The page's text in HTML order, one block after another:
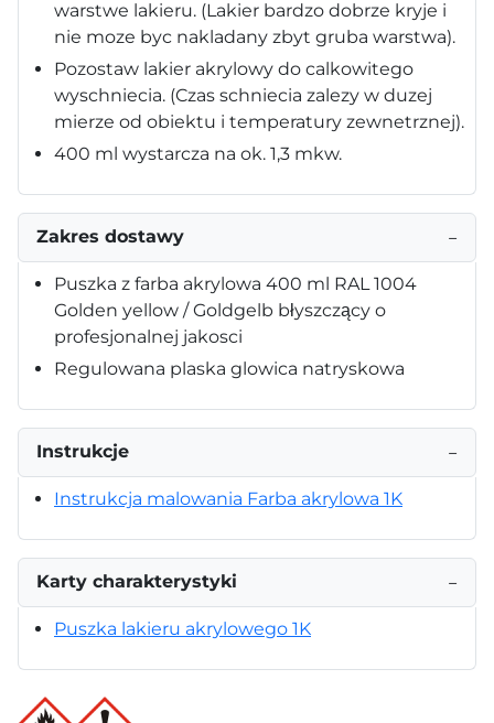
warstwe lakieru. (Lakier bardzo dobrze kryje i
nie moze byc nakladany zbyt gruba warstwa).
Pozostaw lakier akrylowy do calkowitego
wyschniecia. (Czas schniecia zalezy w duzej
mierze od obiektu i temperatury zewnetrznej).
400 ml wystarcza na ok. 1,3 mkw.
Zakres dostawy −
Puszka z farba akrylowa 400 ml RAL 1004
Golden yellow / Goldgelb błyszczący o
profesjonalnej jakosci
Regulowana plaska glowica natryskowa
Instrukcje −
Instrukcja malowania Farba akrylowa 1K
Karty charakterystyki −
Puszka lakieru akrylowego 1K